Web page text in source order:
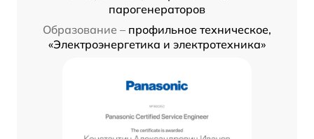
парогенераторов
Образование – профильное техническое,
«Электроэнергетика и электротехника»